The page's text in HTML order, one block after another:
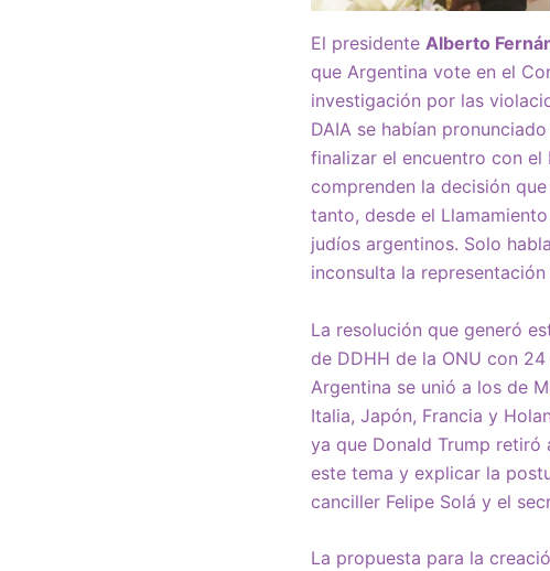
El presidente Alberto
que Argentina vote en el
investigación por las
DAIA se habían
finalizar el encuentro con el
comprenden la decisión
tanto, desde el
judíos argentinos. Solo
inconsulta la
La resolución que generó
de DDHH de la ONU con
Argentina se unió a los de
Italia, Japón, Francia y
ya que Donald Trump retiró
este tema y explicar la
canciller Felipe Solá y el
La propuesta para la